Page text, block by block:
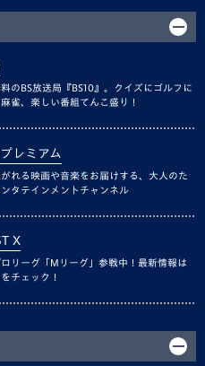
のBS放送局『BS10』。クイズにゴルフに
雀、楽しい番組てんこ盛り！
レミアム
れる映画や音楽をお届けする、大人のた
タテインメントチャンネル
X
リーグ「Mリーグ」参戦中！最新情報は
チェック！